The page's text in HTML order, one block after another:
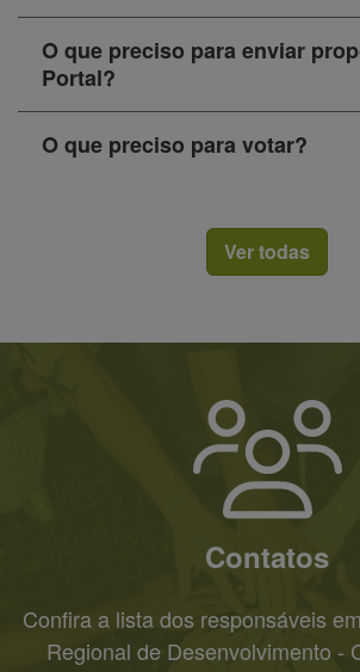
O que preciso para enviar
Portal?
O que preciso para votar?
Ver todas
Contatos
Confira a lista dos responsáveis
Regional de Desenvolvimento -